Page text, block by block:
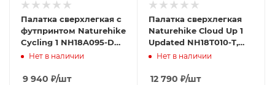
Палатка сверхлегкая с
футпринтом Naturehike
Cycling 1 NH18A095-D
210T одноместная,
Нет в наличии
9 940 ₽/шт
Палатка сверхлегкая
Naturehike Сloud Up 1
Updated NH18T010-T,
210T одноместная с
6927595730539
Нет в наличии
12 790 ₽/шт